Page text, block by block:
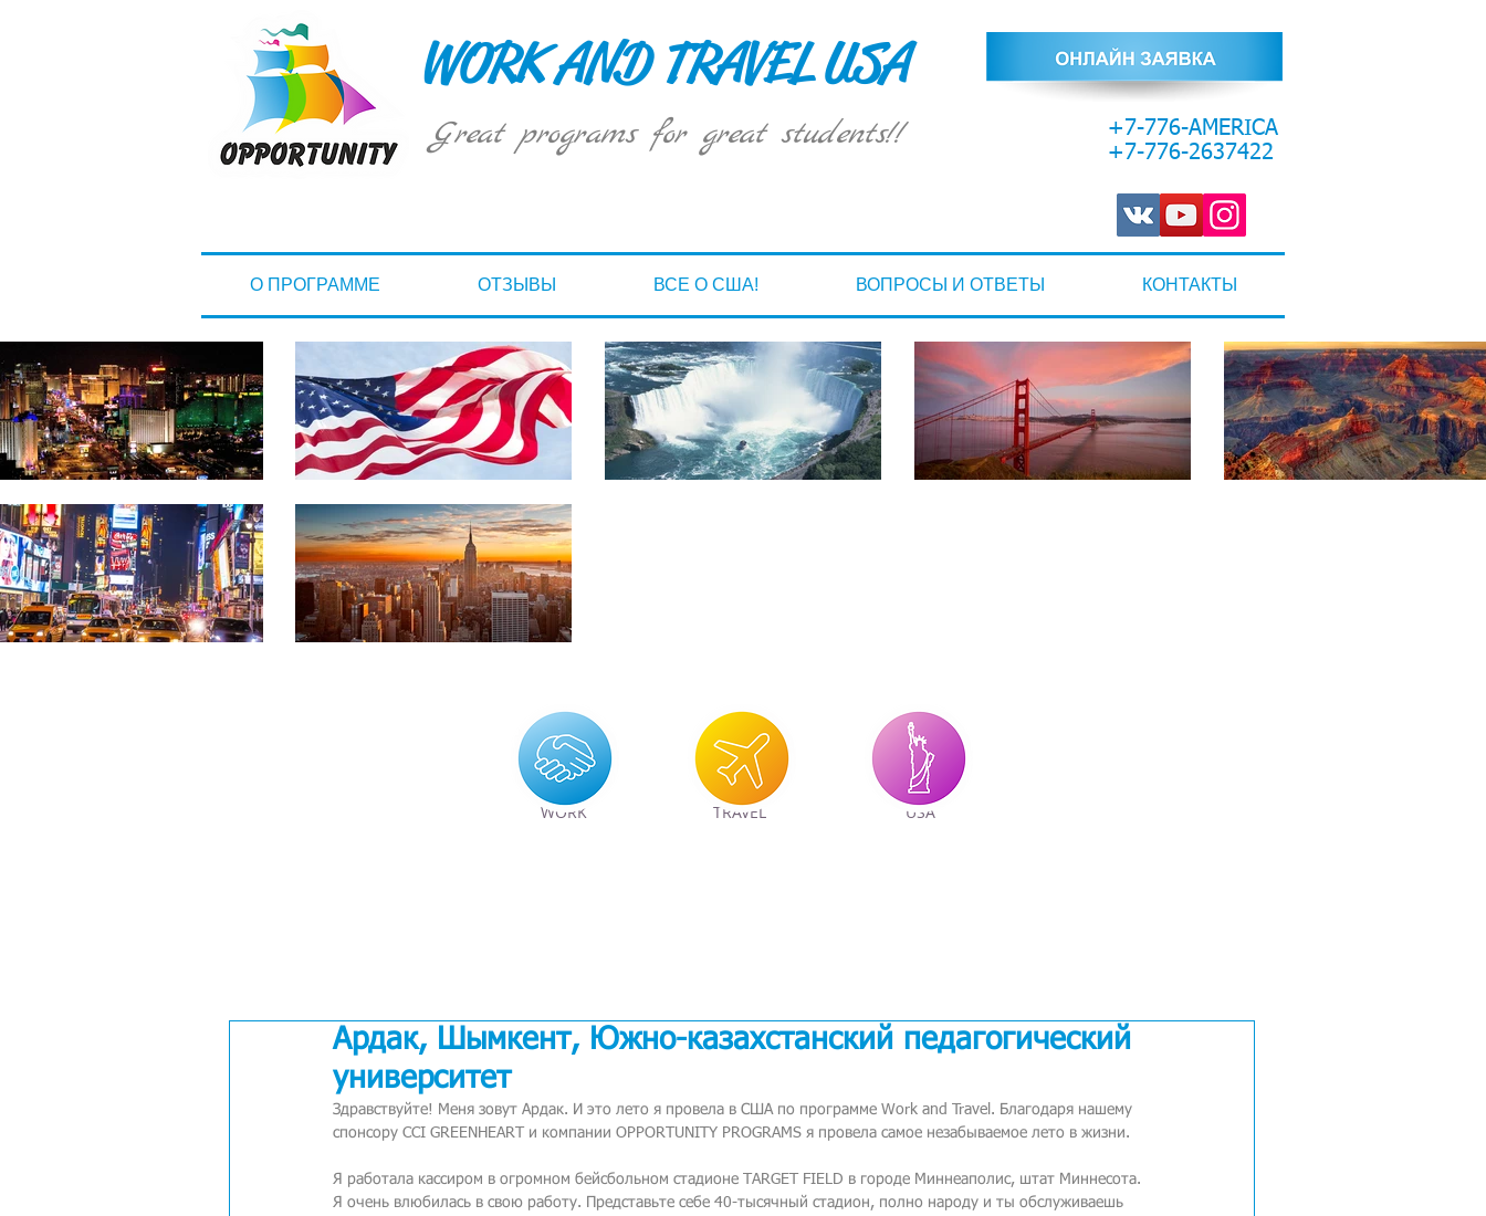
WORK AND TRAVEL USA
Great programs for great students!!
+7-776-AMERICA
+7-776-2637422
Ардак, Шымкент, Южно-казахстанский педагогический
университет
Здравствуйте! Меня зовут Ардак. И это лето я провела в США по программе Work and Travel. Благодаря нашему
спонсору CCI GREENHEART и компании OPPORTUNITY PROGRAMS я провела самое незабываемое лето в жизни.
Я работала кассиром в огромном бейсбольном стадионе TARGET FIELD в городе Миннеаполис, штат Миннесота.
Я очень влюбилась в свою работу. Представьте себе 40-тысячный стадион, полно народу и ты обслуживаешь
WORK TRAVEL USA
О ПРОГРАММЕ ОТЗЫВЫ ВСЕ О США! ВОПРОСЫ И ОТВЕТЫ КОНТАКТЫ